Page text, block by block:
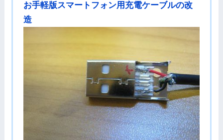
お手軽版スマートフォン用充電ケーブルの改
造